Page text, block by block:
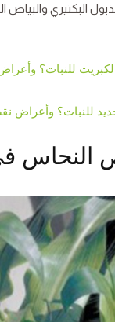
البكتيري والبياض
للنبات؟
للنبات؟ وأعراض